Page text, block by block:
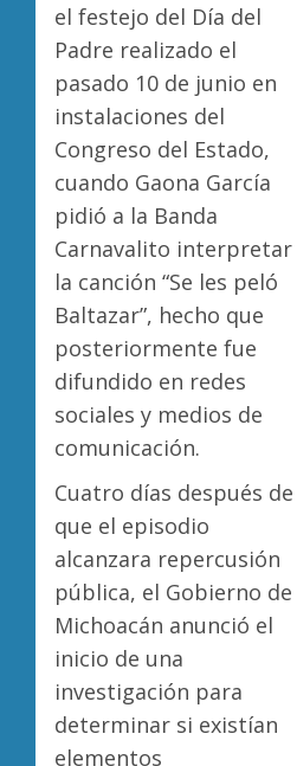
el festejo del Día del
Padre realizado el
pasado 10 de junio en
instalaciones del
Congreso del Estado,
cuando Gaona García
pidió a la Banda
Carnavalito interpretar
la canción “Se les peló
Baltazar”, hecho que
posteriormente fue
difundido en redes
sociales y medios de
comunicación.
Cuatro días después de
que el episodio
alcanzara repercusión
pública, el Gobierno de
Michoacán anunció el
inicio de una
investigación para
determinar si existían
elementos